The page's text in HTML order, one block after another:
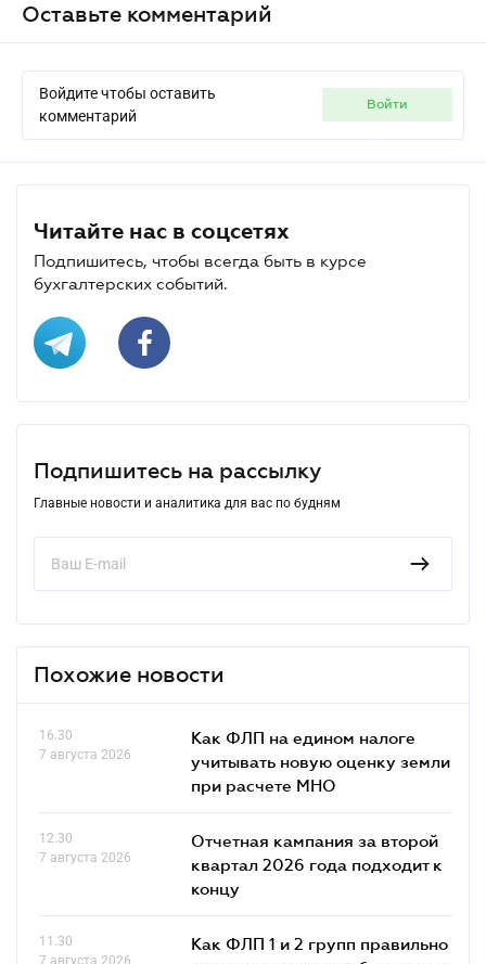
Оставьте комментарий
Войдите чтобы оставить
комментарий
войти
Читайте нас в соцсетях
Подпишитесь, чтобы всегда быть в курсе
бухгалтерских событий.
Подпишитесь на рассылку
Главные новости и аналитика для вас по будням
Похожие новости
16.30
7 августа 2026
Как ФЛП на едином налоге
учитывать новую оценку земли
при расчете МНО
12.30
7 августа 2026
Отчетная кампания за второй
квартал 2026 года подходит к
концу
11.30
7 августа 2026
Как ФЛП 1 и 2 групп правильно